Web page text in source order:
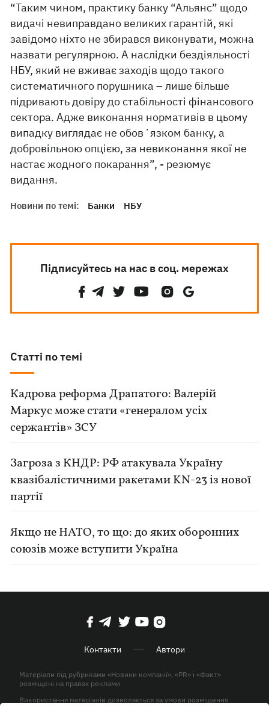
“Таким чином, практику банку “Альянс” щодо
видачі невиправдано великих гарантій, які
завідомо ніхто не збирався виконувати, можна
назвати регулярною. А наслідки бездіяльності
НБУ, який не вживає заходів щодо такого
систематичного порушника – лише більше
підривають довіру до стабільності фінансового
сектора. Адже виконання нормативів в цьому
випадку виглядає не обовʼязком банку, а
добровільною опцією, за невиконання якої не
настає жодного покарання”, - резюмує
видання.
Новини по темі: Банки НБУ
Підписуйтесь на нас в соц. мережах
Статті по темі
Кадрова реформа Драпатого: Валерій
Маркус може стати «генералом усіх
сержантів» ЗСУ
Загроза з КНДР: РФ атакувала Україну
квазібалістичними ракетами KN-23 із нової
партії
Якщо не НАТО, то що: до яких оборонних
союзів може вступити Україна
Контакти Автори
Матеріали під рубриками «Новини компанії», «PR» і «Факт»
розміщені на правах реклами
Використання матеріалів дозволяється за умови розміщення